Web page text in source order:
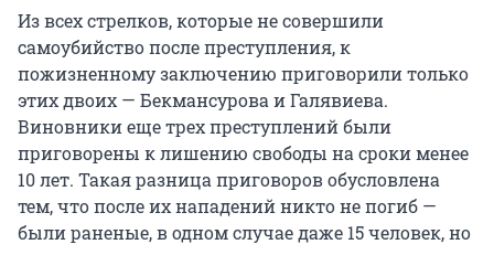
Из всех стрелков, которые не совершили
самоубийство после преступления, к
пожизненному заключению приговорили только
этих двоих — Бекмансурова и Галявиева.
Виновники еще трех преступлений были
приговорены к лишению свободы на сроки менее
10 лет. Такая разница приговоров обусловлена
тем, что после их нападений никто не погиб —
были раненые, в одном случае даже 15 человек, но